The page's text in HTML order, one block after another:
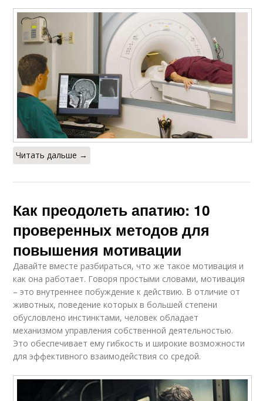
Читать дальше →
Как преодолеть апатию: 10
проверенных методов для
повышения мотивации
Давайте вместе разбираться, что же такое мотивация и
как она работает. Говоря простыми словами, мотивация
– это внутреннее побуждение к действию. В отличие от
животных, поведение которых в большей степени
обусловлено инстинктами, человек обладает
механизмом управления собственной деятельностью.
Это обеспечивает ему гибкость и широкие возможности
для эффективного взаимодействия со средой.